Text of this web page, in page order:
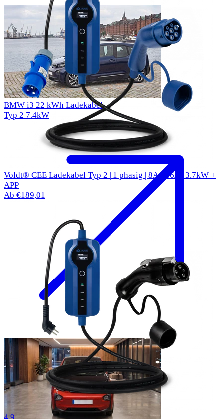
BMW i3 22 kWh Ladekabel
Typ 2 7.4kW
Voldt® CEE Ladekabel Typ 2 | 1 phasig | 8A - 16A | 3.7kW +
APP
Ab €189,01
4.957 Bewertungen